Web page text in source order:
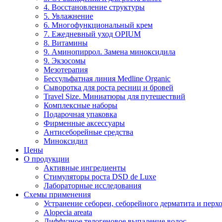
4. Восстановление структуры
5. Увлажнение
6. Многофункциональный крем
7. Ежедневный уход OPIUM
8. Витамины
9. Аминопиррол. Замена миноксидила
9. Экзосомы
Мезотерапия
Бессульфатная линия Medline Organic
Сыворотка для роста ресниц и бровей
Travel Size. Миниатюры для путешествий
Комплексные наборы
Подарочная упаковка
Фирменные аксессуары
Антисеборейные средства
Миноксидил
Цены
О продукции
Активные ингредиенты
Стимуляторы роста DSD de Luxe
Лабораторные исследования
Схемы применения
Устранение себореи, себорейного дерматита и
Alopecia areata